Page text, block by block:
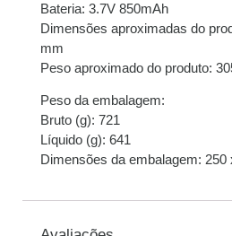
Bateria: 3.7V 850mAh
Dimensões aproximadas do
mm
Peso aproximado do produto:
Peso da embalagem:
Bruto (g): 721
Líquido (g): 641
Dimensões da embalagem: 250